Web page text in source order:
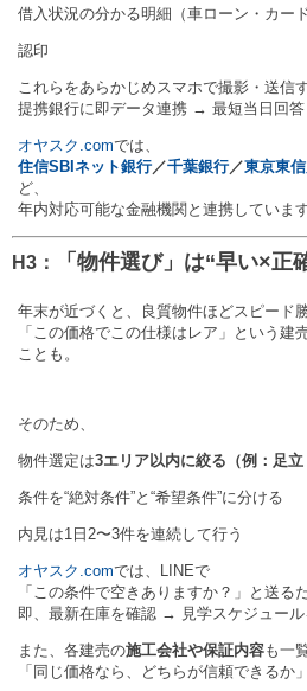
借入状況の分かる明細（車ローン・カード
認印
これらをあらかじめスマホで撮影・送信
提携銀行に即データ連携 → 最短当日回答
オヤスク.comでは、
住信SBIネット銀行／千葉銀行／東京東
ど、
年内対応可能な金融機関と連携しています
H3： 「物件選び」は“早い×正
年末が近づくと、良質物件ほどスピード
「この価格でこの仕様はレア」という建
ことも。
そのため、
物件選定は3エリア以内に絞る（例：足立
条件を“絶対条件”と“希望条件”に分ける
内見は1日2〜3件を連続して行う
オヤスク.comでは、LINEで
「この条件で空きありますか？」と送る
即、最新在庫を確認 → 見学スケジュール
また、各建売の施工会社や保証内容も一
「同じ価格なら、どちらが信頼できるか